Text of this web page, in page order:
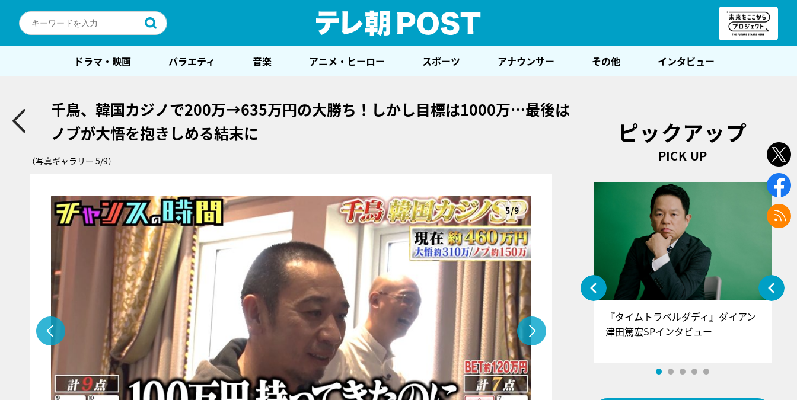
ドラマ・映画 バラエティ 音楽 アニメ・ヒーロー スポーツ アナウンサー その他 インタビュー
千鳥、韓国カジノで200万→635万円の大勝ち！しかし目標は1000万…最後は
ノブが大悟を抱きしめる結末に
（写真ギャラリー 5/9）
5/9
ピックアップ
PICK UP
『アイ＝ラブ！げーみんぐ』＝LOV
E齋藤樹愛羅＆佐々木舞香SPインタ
ビュー
『タイムトラベルダディ』ダイアン
津田篤宏SPインタビュー